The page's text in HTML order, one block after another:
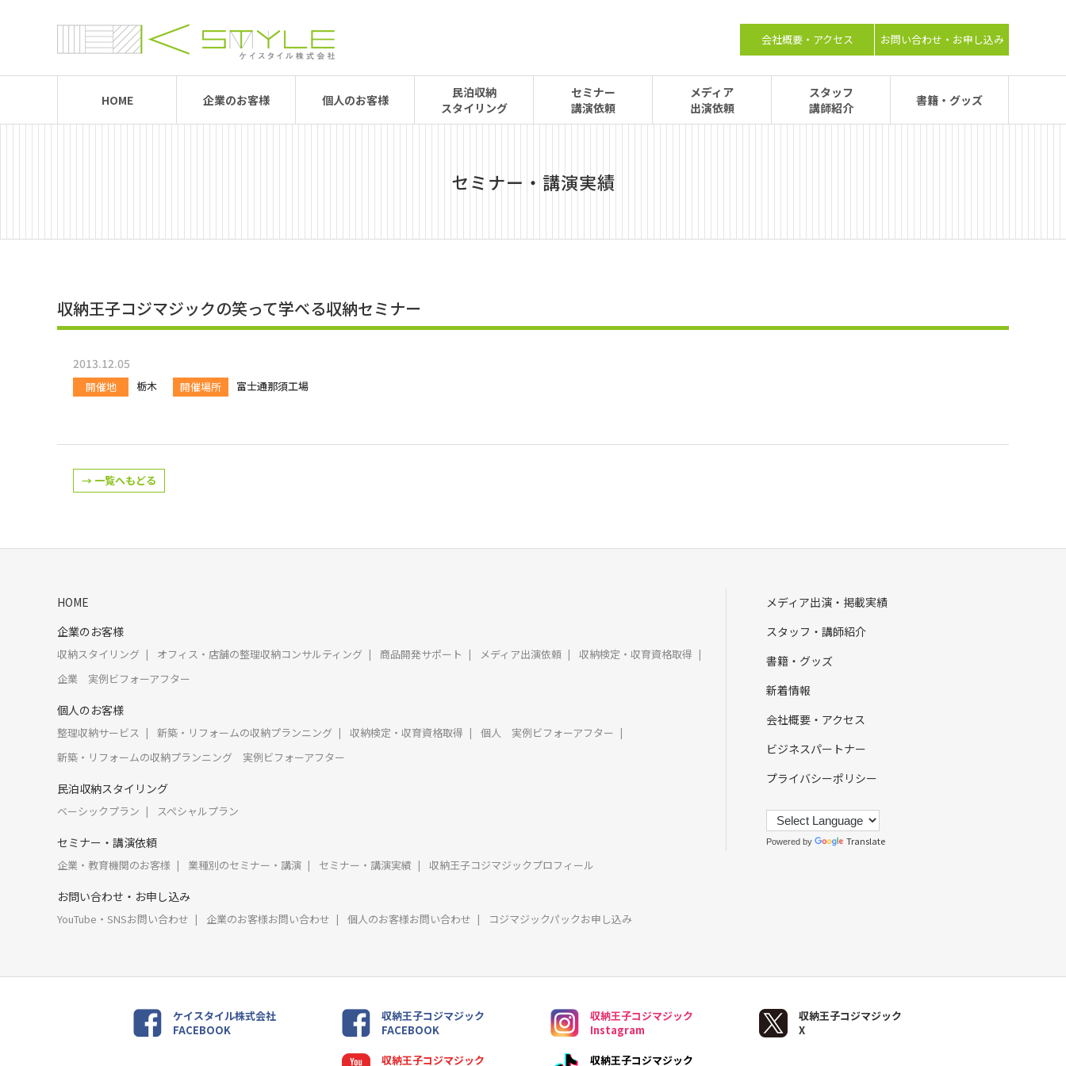
会社概要・アクセス お問い合わせ・お申し込み
HOME 企業のお客様 個人のお客様
民泊収納
スタイリング
セミナー
講演依頼
メディア
出演依頼
スタッフ
講師紹介
書籍・グッズ
セミナー・講演実績
収納王子コジマジックの笑って学べる収納セミナー
2013.12.05
開催地 栃木 開催場所 富士通那須工場
→ 一覧へもどる
HOME
企業のお客様
収納スタイリング オフィス・店舗の整理収納コンサルティング 商品開発サポート メディア出演依頼
収納検定・収育資格取得
企業 実例ビフォーアフター
個人のお客様
整理収納サービス 新築・リフォームの収納プランニング 収納検定・収育資格取得
個人 実例ビフォーアフター
新築・リフォームの収納プランニング 実例ビフォーアフター
民泊収納スタイリング
ベーシックプラン スペシャルプラン
セミナー・講演依頼
企業・教育機関のお客様 業種別のセミナー・講演 セミナー・講演実績 収納王子コジマジックプロフィール
お問い合わせ・お申し込み
YouTube・SNSお問い合わせ 企業のお客様お問い合わせ 個人のお客様お問い合わせ コジマジックパックお申し込み
メディア出演・掲載実績
スタッフ・講師紹介
書籍・グッズ
新着情報
会社概要・アクセス
ビジネスパートナー
プライバシーポリシー
Powered by Translate
ケイスタイル株式会社
FACEBOOK
収納王子コジマジック
FACEBOOK
収納王子コジマジック
Instagram
収納王子コジマジック
X
収納王子コジマジック
収納王子コジマジック